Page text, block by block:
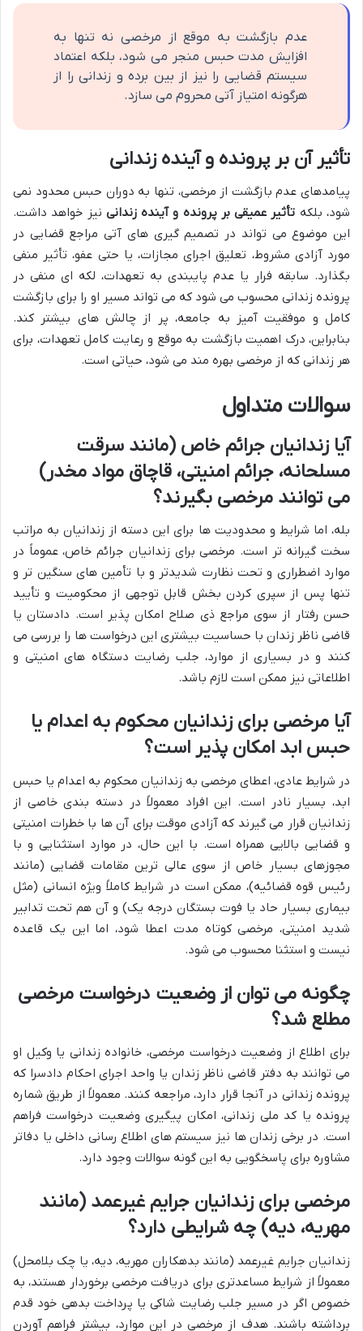
عدم بازگشت به موقع از مرخصی نه تنها به
افزایش مدت حبس منجر می شود، بلکه اعتماد
سیستم قضایی را نیز از بین برده و زندانی را از
هرگونه امتیاز آتی محروم می سازد.
تأثیر آن بر پرونده و آینده زندانی
پیامدهای عدم بازگشت از مرخصی، تنها به دوران حبس محدود نمی
شود، بلکه تأثیر عمیقی بر پرونده و آینده زندانی نیز خواهد داشت.
این موضوع می تواند در تصمیم گیری های آتی مراجع قضایی در
مورد آزادی مشروط، تعلیق اجرای مجازات، یا حتی عفو، تأثیر منفی
بگذارد. سابقه فرار یا عدم پایبندی به تعهدات، لکه ای منفی در
پرونده زندانی محسوب می شود که می تواند مسیر او را برای بازگشت
کامل و موفقیت آمیز به جامعه، پر از چالش های بیشتر کند.
بنابراین، درک اهمیت بازگشت به موقع و رعایت کامل تعهدات، برای
هر زندانی که از مرخصی بهره مند می شود، حیاتی است.
سوالات متداول
آیا زندانیان جرائم خاص (مانند سرقت
مسلحانه، جرائم امنیتی، قاچاق مواد مخدر)
می توانند مرخصی بگیرند؟
بله، اما شرایط و محدودیت ها برای این دسته از زندانیان به مراتب
سخت گیرانه تر است. مرخصی برای زندانیان جرائم خاص، عموماً در
موارد اضطراری و تحت نظارت شدیدتر و با تأمین های سنگین تر و
تنها پس از سپری کردن بخش قابل توجهی از محکومیت و تأیید
حسن رفتار از سوی مراجع ذی صلاح امکان پذیر است. دادستان یا
قاضی ناظر زندان با حساسیت بیشتری این درخواست ها را بررسی می
کنند و در بسیاری از موارد، جلب رضایت دستگاه های امنیتی و
اطلاعاتی نیز ممکن است لازم باشد.
آیا مرخصی برای زندانیان محکوم به اعدام یا
حبس ابد امکان پذیر است؟
در شرایط عادی، اعطای مرخصی به زندانیان محکوم به اعدام یا حبس
ابد، بسیار نادر است. این افراد معمولاً در دسته بندی خاصی از
زندانیان قرار می گیرند که آزادی موقت برای آن ها با خطرات امنیتی
و قضایی بالایی همراه است. با این حال، در موارد استثنایی و با
مجوزهای بسیار خاص از سوی عالی ترین مقامات قضایی (مانند
رئیس قوه قضائیه)، ممکن است در شرایط کاملاً ویژه انسانی (مثل
بیماری بسیار حاد یا فوت بستگان درجه یک) و آن هم تحت تدابیر
شدید امنیتی، مرخصی کوتاه مدت اعطا شود، اما این یک قاعده
نیست و استثنا محسوب می شود.
چگونه می توان از وضعیت درخواست مرخصی
مطلع شد؟
برای اطلاع از وضعیت درخواست مرخصی، خانواده زندانی یا وکیل او
می توانند به دفتر قاضی ناظر زندان یا واحد اجرای احکام دادسرا که
پرونده زندانی در آنجا قرار دارد، مراجعه کنند. معمولاً از طریق شماره
پرونده یا کد ملی زندانی، امکان پیگیری وضعیت درخواست فراهم
است. در برخی زندان ها نیز سیستم های اطلاع رسانی داخلی یا دفاتر
مشاوره برای پاسخگویی به این گونه سوالات وجود دارد.
مرخصی برای زندانیان جرایم غیرعمد (مانند
مهریه، دیه) چه شرایطی دارد؟
زندانیان جرایم غیرعمد (مانند بدهکاران مهریه، دیه، یا چک بلامحل)
معمولاً از شرایط مساعدتری برای دریافت مرخصی برخوردار هستند، به
خصوص اگر در مسیر جلب رضایت شاکی یا پرداخت بدهی خود قدم
برداشته باشند. هدف از مرخصی در این موارد، بیشتر فراهم آوردن